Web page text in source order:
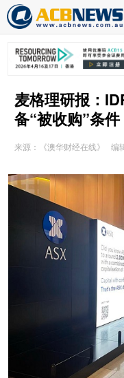
麦格理研报：
备“被收购”条件
来源：《澳华财经在线》 编